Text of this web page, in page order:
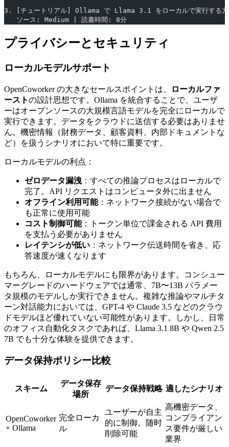
3. [チュートリアル] Ollama で Llama 3.1 をローカルで実行する方
   ソース: Medium | 読書時間: 8分
プライバシーとセキュリティ
ローカルモデルサポート
OpenCoworker の大きなセールスポイントは、
ローカルファ
ーストの設計思想です。Ollama を統合することで、ユーザ
ーはオープンソースの大規模言語モデルを完全にローカルで
実行できます。データをクラウドに送信する必要はありませ
ん。機密情報（財務データ、顧客資料、内部ドキュメントな
ど）を扱うシナリオにおいて特に重要です。
ローカルモデルの利点：
ゼロデータ漏洩 ：すべての推論プロセスはローカルで
完了。API リクエストはコンピュータ外に出ません
オフライン利用可能：ネットワーク接続がない場合で
も正常に使用可能
コスト制御可能：トークン単位で課金される API 費用
を支払う必要がありません
レイテンシが低い ：ネットワーク伝送時間を省き、応
答速度が速くなります
もちろん、ローカルモデルにも限界があります。コンシュー
マーグレードのハードウェアでは通常、7B〜13B パラメー
タ規模のモデルしか実行できません。複雑な推論やマルチタ
ーン対話能力においては、GPT-4 や Claude 3.5 などのクラウ
ドモデルほど優れていない可能性があります。しかし、日常
のオフィス自動化タスクであれば、Llama 3.1 8B や Qwen 2.5
7B でも十分な体験を提供できます。
データ保持ポリシー比較
スキーム
データ保存
場所
データ保持戦略 適したシナリオ
OpenCoworker
+ Ollama
完全ローカ
ル
ユーザーが自主
的に制御。随时
削除可能
高機密データ、
コンプライアン
ス要件が厳しい
業界